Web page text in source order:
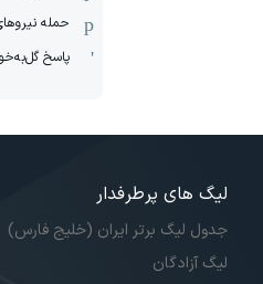
حمله
پاسخ
لیگ های پرطرفدار
جدول لیگ برتر ایران (خلیج فارس)
لیگ آزادگان